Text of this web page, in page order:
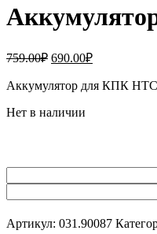
759.00₽ Первоначальная
составляла
690.00₽Текущая
690.00₽.
Аккумулятор для КПК
Нет в наличии
Артикул: 031.90087